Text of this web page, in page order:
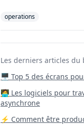
operations
Les derniers articles du
🖥️ Top 5 des écrans
‍🧑‍💻 Les logiciels pour
asynchrone
⚡ Comment être